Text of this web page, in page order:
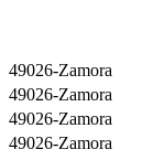
49026-Zamora
49026-Zamora
49026-Zamora
49026-Zamora